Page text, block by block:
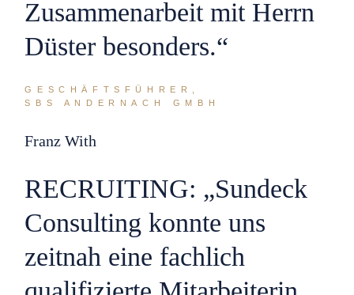
Zusammenarbeit mit Herrn
Düster besonders.“
GESCHÄFTSFÜHRER,
SBS ANDERNACH GMBH
Franz With
RECRUITING: „Sundeck
Consulting konnte uns
zeitnah eine fachlich